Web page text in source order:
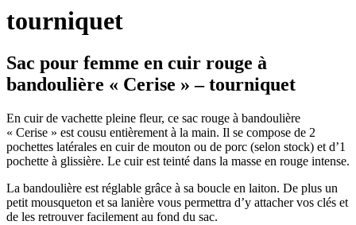
tourniquet
Sac pour femme en cuir rouge à
bandoulière « Cerise » – tourniquet
En cuir de vachette pleine fleur, ce sac rouge à bandoulière
« Cerise » est cousu entièrement à la main. Il se compose de 2
pochettes latérales en cuir de mouton ou de porc (selon stock) et d’1
pochette à glissière. Le cuir est teinté dans la masse en rouge intense.
La bandoulière est réglable grâce à sa boucle en laiton. De plus un
petit mousqueton et sa lanière vous permettra d’y attacher vos clés et
de les retrouver facilement au fond du sac.